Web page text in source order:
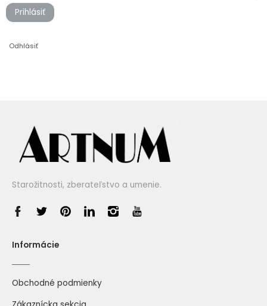
Prihlásiť
Odhlásiť
Starožitnosti, zberateľstvo a umenie.
Informácie
Obchodné podmienky